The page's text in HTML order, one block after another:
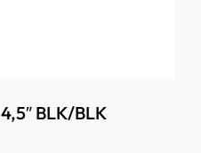
BLK/BLK